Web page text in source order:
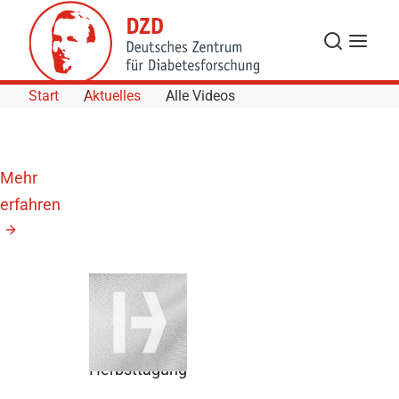
Skip to Content
Suche
Start Aktuelles Alle Videos
13.
November
2026
DDG
Herbsttagung
Mehr
erfahren